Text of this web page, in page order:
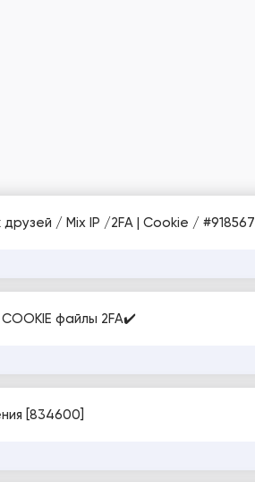
друзей / Mix IP /2FA | Cookie / #918567
файлы 2FA✔️
[834600]